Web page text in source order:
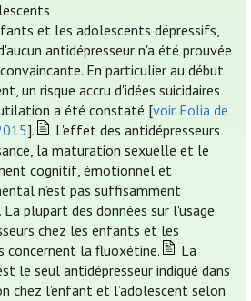
et les adolescents dépressifs,
antidépresseur n'a été prouvée
En particulier au début
un risque accru d'idées suicidaires
a été constaté [voir Folia de
].
L'effet des antidépresseurs
la maturation sexuelle et le
cognitif, émotionnel et
n’est pas suffisamment
plupart des données sur l'usage
chez les enfants et les
concernent la fluoxétine.
La
le seul antidépresseur indiqué dans
chez l’enfant et l’adolescent selon